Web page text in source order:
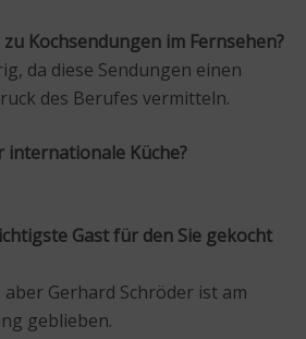
Kochsendungen im Fernsehen?
da diese Sendungen einen
des Berufes vermitteln.
Küche?
Gast für den Sie gekocht
aber Gerhard Schröder ist am
geblieben.